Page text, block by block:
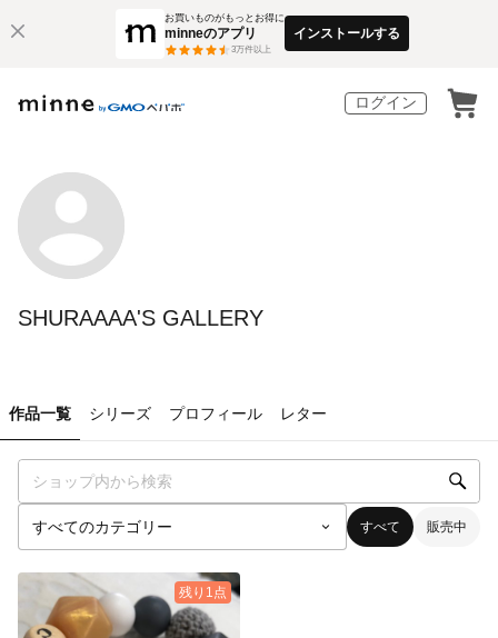
お買いものがもっとお得に
minneのアプリ
3万件以上
インストールする
ログイン
SHURAAAA'S GALLERY
作品一覧 シリーズ プロフィール レター
すべて 販売中
残り1点